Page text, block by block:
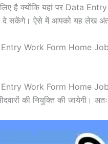
है क्योंकि यहां पर Data
सकेंगे। ऐसे में आपको यह लेख अंत
Work Form Home
Work Form Home Job
की नियुक्ति की जायेगी।